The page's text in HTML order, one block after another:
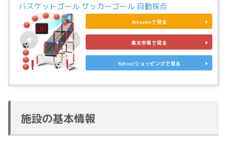
バスケットゴール サッカーゴール 自動採点
Amazonで見る
楽天市場で見る
Yahoo!ショッピングで見る
施設の基本情報